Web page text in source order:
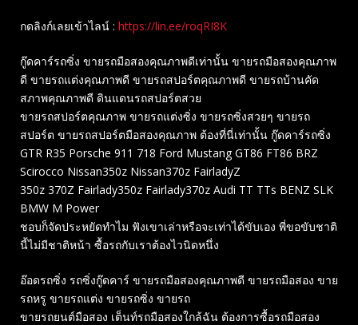
กดลิงก์เลยเข้าไลน์ : https://lin.ee/roqRI8K
กู๊ดคาร์รถซิ่ง ขายรถมือสองคุณภาพดีเท่านั้น ขายรถมือสองคุณภาพ
ดี ขายรถแต่งคุณภาพดี ขายรถสปอร์ตคุณภาพดี ขายรถบ้านคัด
สภาพคุณภาพดี ดินแดนรถสปอร์ตสวย
ขายรถสปอร์ตคุณภาพ ขายรถแต่งซิ่ง ขายรถซิ่งสวยๆ ขายรถ
สปอร์ต ขายรถสปอร์ตมือสองคุณภาพ ต้องที่นี่เท่านั้น กู๊ดคาร์รถซิ่ง
GTR R35 Porsche 911 718 Ford Mustang GT86 FT86 BRZ
Scirocco Nissan350z Nissan370z FairladyZ
350z 370Z Fairlady350z Fairlady370z Audi TT TTs BENZ SLK
BMW M Power
ชอบก็จัดประหยัดทำไม ฟังเขาเล่าหรือจะเท่าได้ขับเอง พี่ขอขับชาติ
นี้ไม่มีชาติหน้า ซื้อรถกับเราต้องไวนิดหนึ่ง
อ๊อดรถซิ่ง รถซิ่งกู๊ดคาร์ ขายรถมือสองคุณภาพดี ขายรถมือสอง ขาย
รถหรู ขายรถแต่ง ขายรถซิ่ง ขายรถ
ขายรถยนต์มือสอง เต็นท์รถมือสองใกล้ฉัน ต้องการซื้อรถมือสอง